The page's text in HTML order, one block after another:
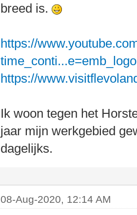
breed is.
https://
time_conti...e=emb_logo
https://
Ik woon tegen het
jaar mijn werkgebied
dagelijks.
08-Aug-2020, 12:14 AM